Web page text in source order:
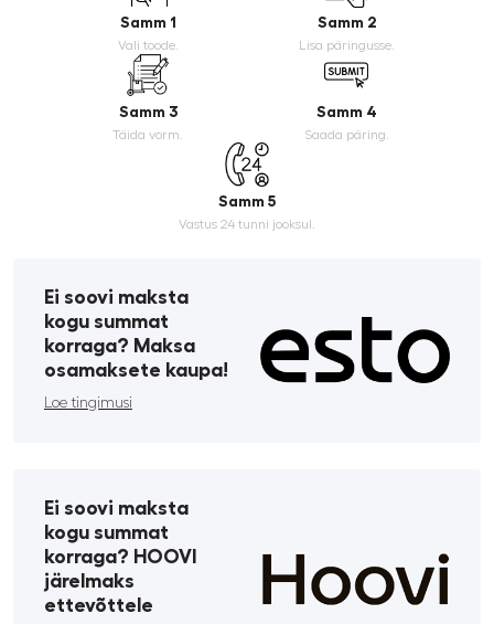
Samm 1
Vali toode.
Samm 2
Lisa päringusse.
Samm 3
Täida vorm.
Samm 4
Saada päring.
Samm 5
Vastus 24 tunni jooksul.
Ei soovi maksta
kogu summat
korraga? Maksa
osamaksete kaupa!
Loe tingimusi
Ei soovi maksta
kogu summat
korraga? HOOVI
järelmaks
ettevõttele